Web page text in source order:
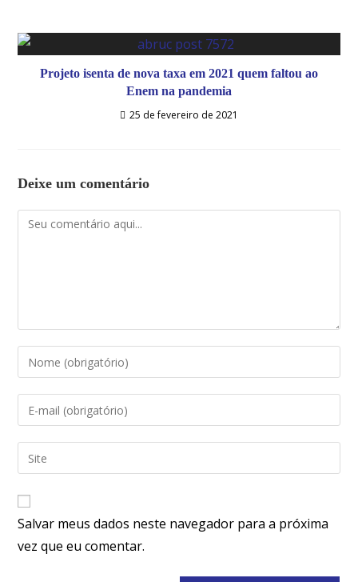
Projeto isenta de nova taxa em 2021 quem faltou ao
Enem na pandemia
25 de fevereiro de 2021
Deixe um comentário
Salvar meus dados neste navegador para a próxima
vez que eu comentar.